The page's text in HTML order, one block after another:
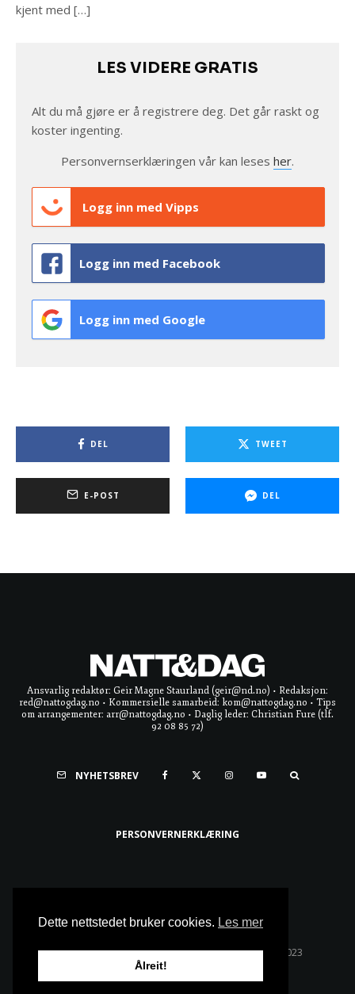
kjent med […]
LES VIDERE GRATIS
Alt du må gjøre er å registrere deg. Det går raskt og
koster ingenting.
Personvernserklæringen vår kan leses her.
Logg inn med Vipps
Logg inn med Facebook
Logg inn med Google
DEL TWEET
E-POST DEL
Ansvarlig redaktør: Geir Magne Staurland (geir@nd.no) • Redaksjon:
red@nattogdag.no • Kommersielle samarbeid: kom@nattogdag.no • Tips
om arrangementer: arr@nattogdag.no • Daglig leder: Christian Fure (tlf.
92 08 85 72)
NYHETSBREV
PERSONVERNERKLÆRING
Alle rettigheter reservert • Copyright © Natt & Dag 2023
Dette nettstedet bruker cookies. Les mer
Ålreit!